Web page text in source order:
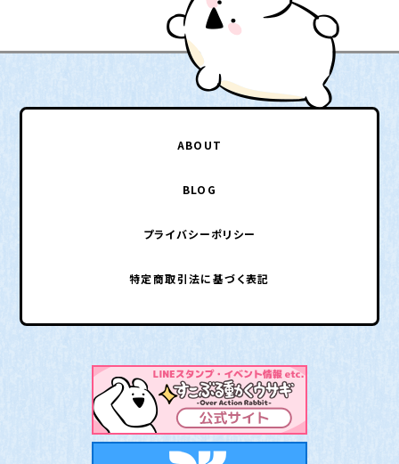
ABOUT
BLOG
プライバシーポリシー
特定商取引法に基づく表記